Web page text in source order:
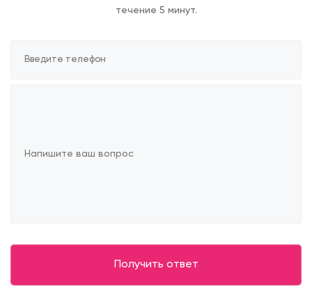
течение 5 минут.